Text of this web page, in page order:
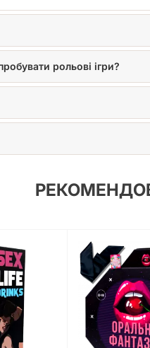
рольові ігри?